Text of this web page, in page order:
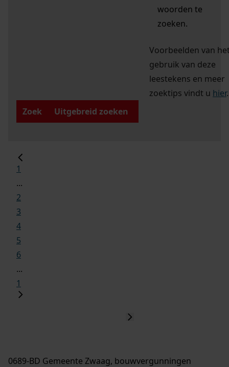
woorden te
zoeken.
Voorbeelden van
gebruik van deze
leestekens en meer
zoektips vindt u hier.
Zoek
Uitgebreid zoeken
1
...
2
3
4
5
6
...
1
0689-BD Gemeente Zwaag, bouwvergunningen